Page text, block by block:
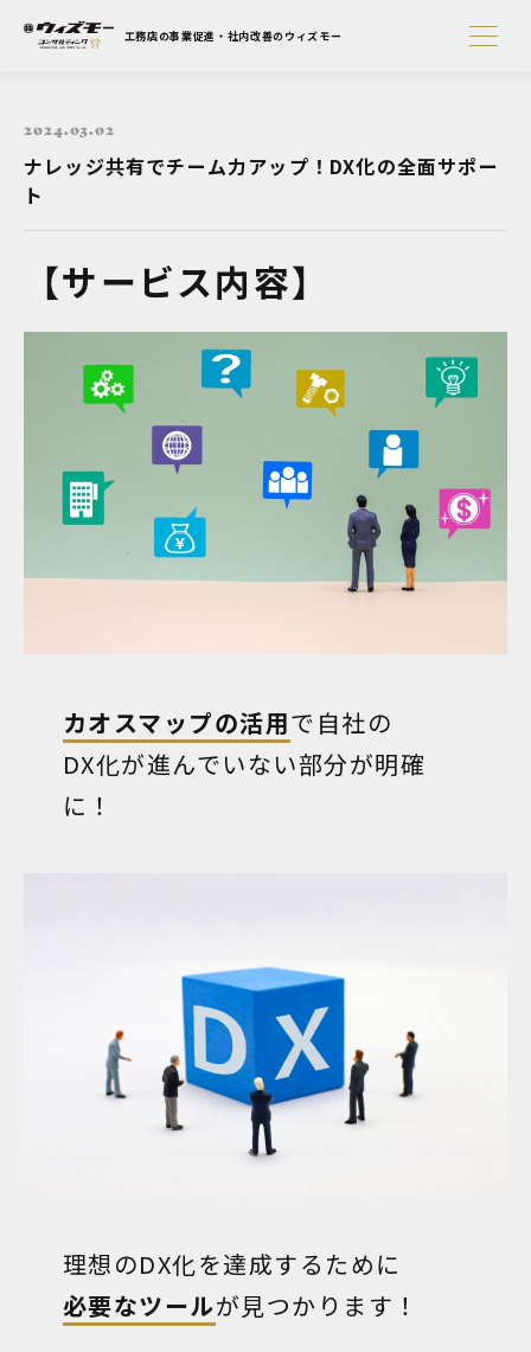
工務店の事業促進・社内改善のウィズモー
2024.03.02
ナレッジ共有でチーム力アップ！DX化の全面サポー
ト
【サービス内容】
カオスマップの活用で自社の
DX化が進んでいない部分が明確
に！
理想のDX化を達成するために
必要なツールが見つかります！